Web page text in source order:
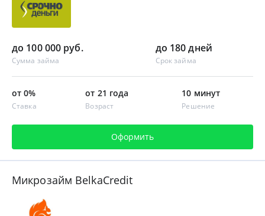
до 100 000 руб.
Сумма займа
до 180 дней
Срок займа
от 0%
Ставка
от 21 года
Возраст
10 минут
Решение
Оформить
Микрозайм BelkaCredit